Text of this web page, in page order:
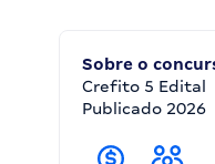
Sobre o
Crefito 5 Edital
Publicado 2026